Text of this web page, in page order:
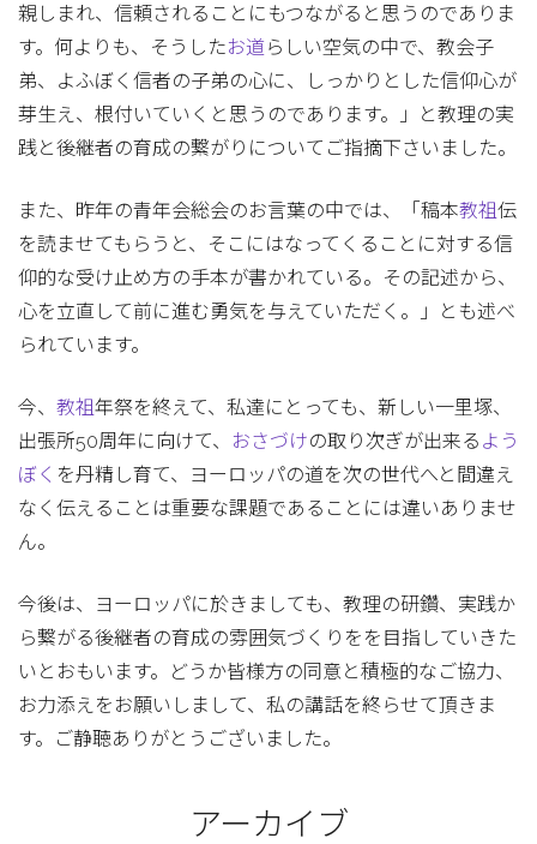
親しまれ、信頼されることにもつながると思うのでありま
す。何よりも、そうしたお道 らしい空気の中で、教会子
弟、よふぼく信者の子弟の心に、しっかりとした信仰心が
芽生え、根付いていくと思うのであります。」と教理の実
践と後継者の育成の繋がりについてご指摘下さいました。
また、昨年の青年会総会のお言葉の中では、「稿本教祖伝
を読ませてもらうと、そこにはなってくることに対する信
仰的な受け止め方の手本が書かれている。その記述から、
心を立直して前に進む勇気を与えていただく。」とも述べ
られています。
今、 教祖年祭を終えて、私達にとっても、新しい一里塚、
出張所50周年に向けて、
おさづけの取り次ぎが出来る よう
ぼく を丹精し育て、ヨーロッパの道を次の世代へと間違え
なく伝えることは重要な課題であることには違いありませ
ん。
今後は、ヨーロッパに於きましても、教理の研鑽、実践か
ら繋がる後継者の育成の雰囲気づくりをを目指していきた
いとおもいます。どうか皆様方の同意と積極的なご協力、
お力添えをお願いしまして、私の講話を終らせて頂きま
す。ご静聴ありがとうございました。
アーカイブ